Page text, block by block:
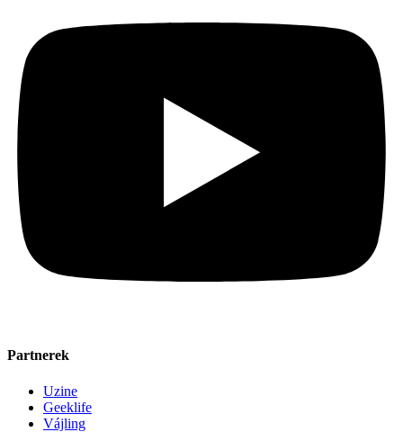
Partnerek
Uzine
Geeklife
Vájling